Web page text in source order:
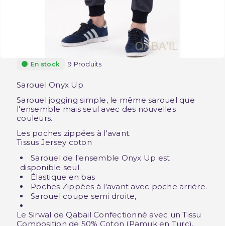
En stock 9 Produits
Sarouel Onyx Up
Sarouel jogging simple, le même sarouel que
l'ensemble mais seul avec des nouvelles
couleurs.
Les poches zippées à l'avant.
Tissus Jersey coton
Sarouel de l'ensemble Onyx Up est
disponible seul.
Élastique en bas
Poches Zippées à l'avant avec poche arrière.
Sarouel coupe semi droite,
Le Sirwal de Qabail Confectionné avec un Tissu
Composition de 50% Coton (Pamuk en Turc),